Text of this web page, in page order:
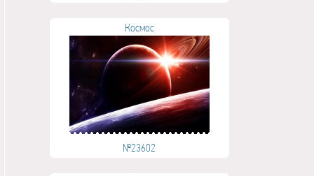
Космос
№23602